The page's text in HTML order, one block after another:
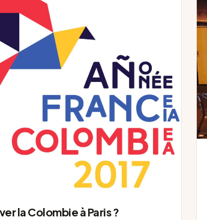
la Colombie à Paris ?